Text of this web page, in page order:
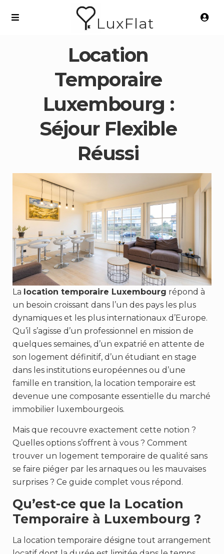
LuxFlat
Location
Temporaire
Luxembourg :
Séjour Flexible
Réussi
La location temporaire Luxembourg répond à
un besoin croissant dans l’un des pays les plus
dynamiques et les plus internationaux d’Europe.
Qu’il s’agisse d’un professionnel en mission de
quelques semaines, d’un expatrié en attente de
son logement définitif, d’un étudiant en stage
dans les institutions européennes ou d’une
famille en transition, la location temporaire est
devenue une composante essentielle du marché
immobilier luxembourgeois.
Mais que recouvre exactement cette notion ?
Quelles options s’offrent à vous ? Comment
trouver un logement temporaire de qualité sans
se faire piéger par les arnaques ou les mauvaises
surprises ? Ce guide complet vous répond.
Qu’est-ce que la Location
Temporaire à Luxembourg ?
La location temporaire désigne tout arrangement